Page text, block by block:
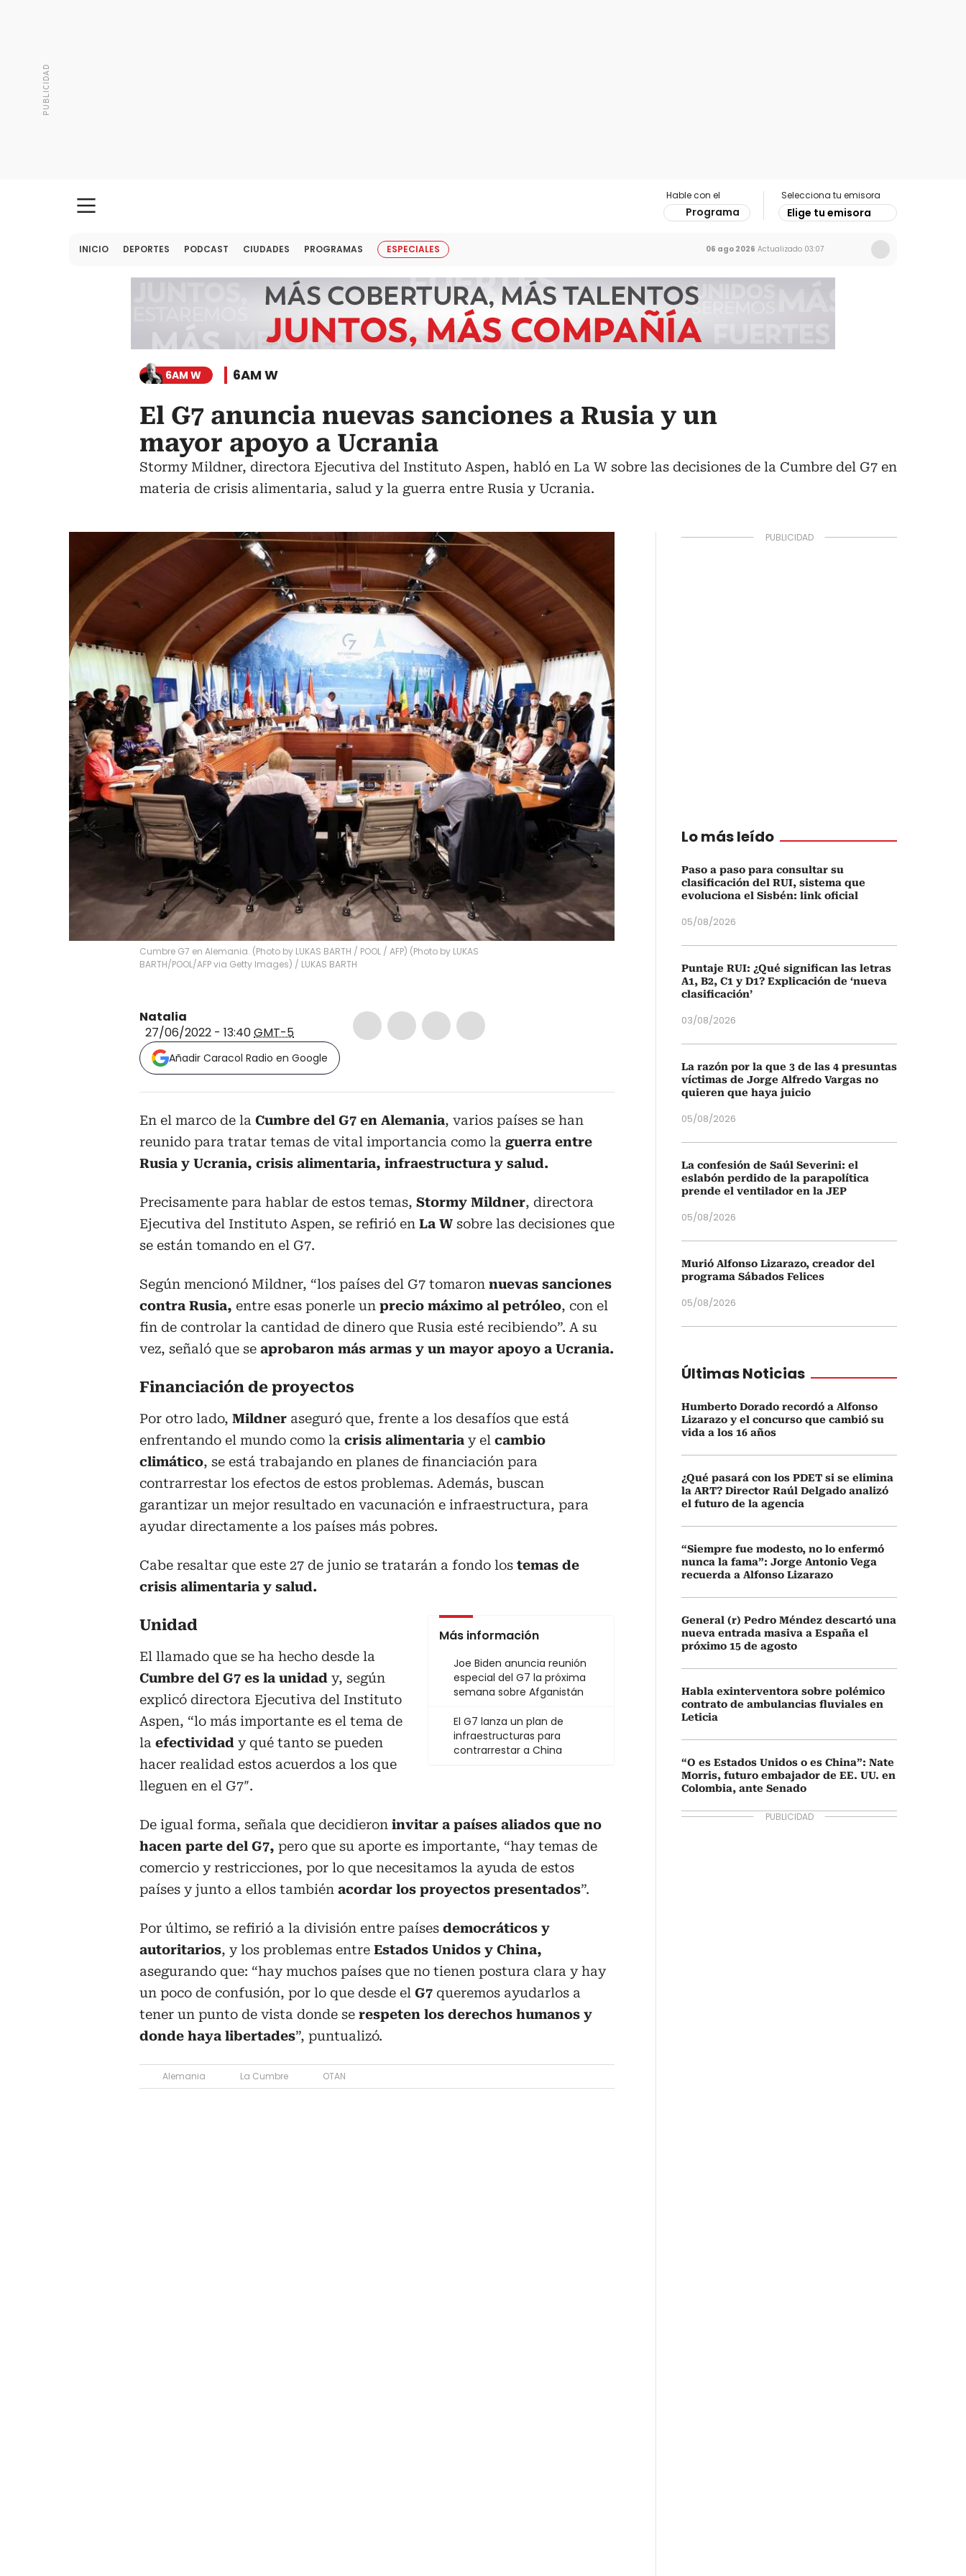
Hable con el
Programa
Selecciona tu emisora
Elige tu emisora
INICIO DEPORTES PODCAST CIUDADES PROGRAMAS ESPECIALES 06 ago 2026 Actualizado 03:07
6AM W 6AM W
El G7 anuncia nuevas sanciones a Rusia y un
mayor apoyo a Ucrania
Stormy Mildner, directora Ejecutiva del Instituto Aspen, habló en La W sobre las decisiones de la Cumbre del G7 en
materia de crisis alimentaria, salud y la guerra entre Rusia y Ucrania.
Cumbre G7 en Alemania. (Photo by LUKAS BARTH / POOL / AFP) (Photo by LUKAS
BARTH/POOL/AFP via Getty Images) / LUKAS BARTH
Natalia
27/06/2022 - 13:40GMT-5
Añadir Caracol Radio en Google
En el marco de la Cumbre del G7 en Alemania, varios países se han
reunido para tratar temas de vital importancia como la guerra entre
Rusia y Ucrania, crisis alimentaria, infraestructura y salud.
Precisamente para hablar de estos temas, Stormy Mildner, directora
Ejecutiva del Instituto Aspen, se refirió en La W sobre las decisiones que
se están tomando en el G7.
Según mencionó Mildner, “los países del G7 tomaron nuevas sanciones
contra Rusia, entre esas ponerle un precio máximo al petróleo, con el
fin de controlar la cantidad de dinero que Rusia esté recibiendo”. A su
vez, señaló que se aprobaron más armas y un mayor apoyo a Ucrania.
Financiación de proyectos
Por otro lado, Mildner aseguró que, frente a los desafíos que está
enfrentando el mundo como la crisis alimentaria y el cambio
climático, se está trabajando en planes de financiación para
contrarrestar los efectos de estos problemas. Además, buscan
garantizar un mejor resultado en vacunación e infraestructura, para
ayudar directamente a los países más pobres.
Cabe resaltar que este 27 de junio se tratarán a fondo los temas de
crisis alimentaria y salud.
Más información
Joe Biden anuncia reunión
especial del G7 la próxima
semana sobre Afganistán
El G7 lanza un plan de
infraestructuras para
contrarrestar a China
Unidad
El llamado que se ha hecho desde la
Cumbre del G7 es la unidad y, según
explicó directora Ejecutiva del Instituto
Aspen, “lo más importante es el tema de
la efectividad y qué tanto se pueden
hacer realidad estos acuerdos a los que
lleguen en el G7″.
De igual forma, señala que decidieron invitar a países aliados que no
hacen parte del G7, pero que su aporte es importante, “hay temas de
comercio y restricciones, por lo que necesitamos la ayuda de estos
países y junto a ellos también acordar los proyectos presentados”.
Por último, se refirió a la división entre países democráticos y
autoritarios, y los problemas entre Estados Unidos y China,
asegurando que: “hay muchos países que no tienen postura clara y hay
un poco de confusión, por lo que desde el G7 queremos ayudarlos a
tener un punto de vista donde se respeten los derechos humanos y
donde haya libertades”, puntualizó.
Alemania La Cumbre OTAN
Lo más leído
Paso a paso para consultar su
clasificación del RUI, sistema que
evoluciona el Sisbén: link oficial
05/08/2026
Puntaje RUI: ¿Qué significan las letras
A1, B2, C1 y D1? Explicación de ‘nueva
clasificación’
03/08/2026
La razón por la que 3 de las 4 presuntas
víctimas de Jorge Alfredo Vargas no
quieren que haya juicio
05/08/2026
La confesión de Saúl Severini: el
eslabón perdido de la parapolítica
prende el ventilador en la JEP
05/08/2026
Murió Alfonso Lizarazo, creador del
programa Sábados Felices
05/08/2026
Últimas Noticias
Humberto Dorado recordó a Alfonso
Lizarazo y el concurso que cambió su
vida a los 16 años
¿Qué pasará con los PDET si se elimina
la ART? Director Raúl Delgado analizó
el futuro de la agencia
“Siempre fue modesto, no lo enfermó
nunca la fama”: Jorge Antonio Vega
recuerda a Alfonso Lizarazo
General (r) Pedro Méndez descartó una
nueva entrada masiva a España el
próximo 15 de agosto
Habla exinterventora sobre polémico
contrato de ambulancias fluviales en
Leticia
“O es Estados Unidos o es China”: Nate
Morris, futuro embajador de EE. UU. en
Colombia, ante Senado